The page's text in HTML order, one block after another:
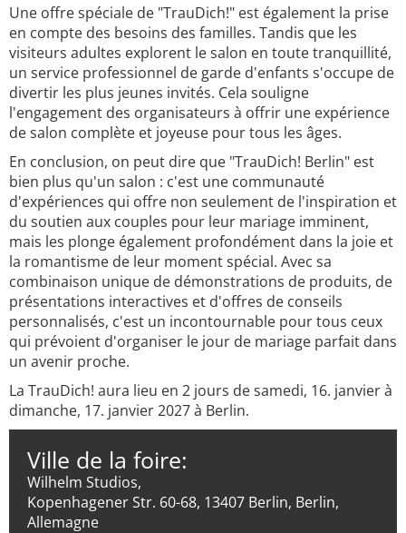
Une offre spéciale de "TrauDich!" est également la prise
en compte des besoins des familles. Tandis que les
visiteurs adultes explorent le salon en toute tranquillité,
un service professionnel de garde d'enfants s'occupe de
divertir les plus jeunes invités. Cela souligne
l'engagement des organisateurs à offrir une expérience
de salon complète et joyeuse pour tous les âges.
En conclusion, on peut dire que "TrauDich! Berlin" est
bien plus qu'un salon : c'est une communauté
d'expériences qui offre non seulement de l'inspiration et
du soutien aux couples pour leur mariage imminent,
mais les plonge également profondément dans la joie et
la romantisme de leur moment spécial. Avec sa
combinaison unique de démonstrations de produits, de
présentations interactives et d'offres de conseils
personnalisés, c'est un incontournable pour tous ceux
qui prévoient d'organiser le jour de mariage parfait dans
un avenir proche.
La TrauDich! aura lieu en 2 jours de samedi, 16. janvier à
dimanche, 17. janvier 2027 à Berlin.
Ville de la foire:
Wilhelm Studios,
Kopenhagener Str. 60-68, 13407 Berlin, Berlin,
Allemagne